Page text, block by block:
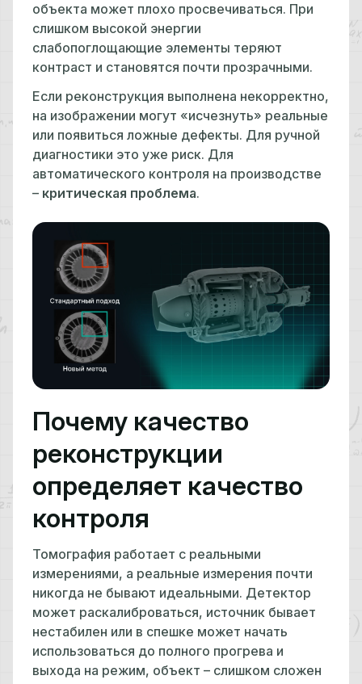
объекта может плохо просвечиваться. При
слишком высокой энергии
слабопоглощающие элементы теряют
контраст и становятся почти прозрачными.
Если реконструкция выполнена некорректно,
на изображении могут «исчезнуть» реальные
или появиться ложные дефекты. Для ручной
диагностики это уже риск. Для
автоматического контроля на производстве
– критическая проблема.
Почему качество
реконструкции
определяет качество
контроля
Томография работает с реальными
измерениями, а реальные измерения почти
никогда не бывают идеальными. Детектор
может раскалиброваться, источник бывает
нестабилен или в спешке может начать
использоваться до полного прогрева и
выхода на режим, объект – слишком сложен